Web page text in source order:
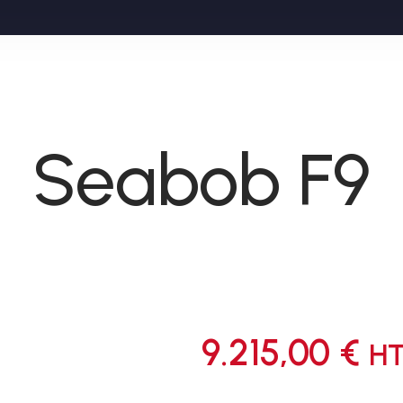
Seabob F9
9.215,00 €